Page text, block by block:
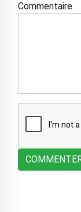
Commentaire